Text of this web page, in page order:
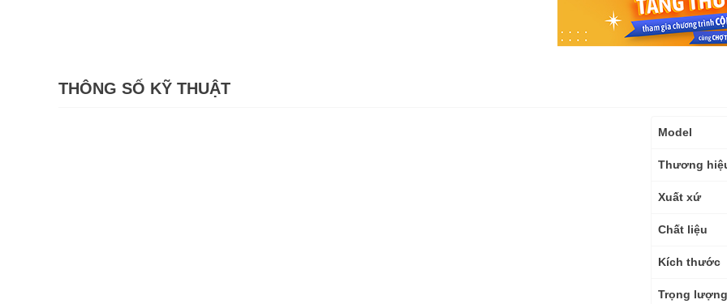
THÔNG SỐ KỸ THUẬT
Thông
kỹ
Model
Thương
Xuất xứ
Chất liệu
Kích thước
Trọng lượng